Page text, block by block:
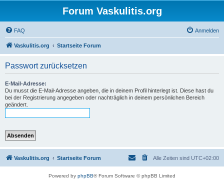
Forum Vaskulitis.org
FAQ Anmelden
Vaskulitis.org Startseite Forum
Passwort zurücksetzen
E-Mail-Adresse:
Du musst die E-Mail-Adresse angeben, die in deinem Profil hinterlegt ist. Diese hast du
bei der Registrierung angegeben oder nachträglich in deinem persönlichen Bereich
geändert.
Vaskulitis.org Startseite Forum Alle Zeiten sind UTC+02:00
Powered by phpBB® Forum Software © phpBB Limited